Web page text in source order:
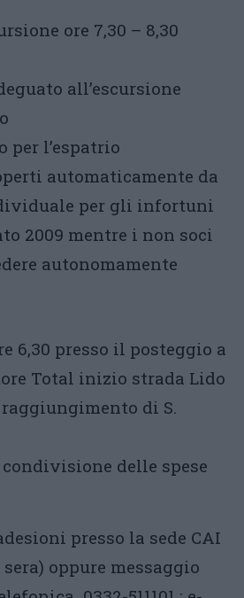
ore 7,30 – 8,30
all’escursione
per l’espatrio
automaticamente da
per gli infortuni
2009 mentre i non soci
autonomamente
6,30 presso il posteggio a
Total inizio strada Lido
di S.
delle spese
presso la sede CAI
oppure messaggio